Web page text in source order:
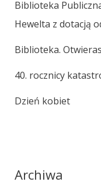
Biblioteka
Hewelta z dotacją
Biblioteka.
40. rocznicy
Dzień kobiet
Archiwa